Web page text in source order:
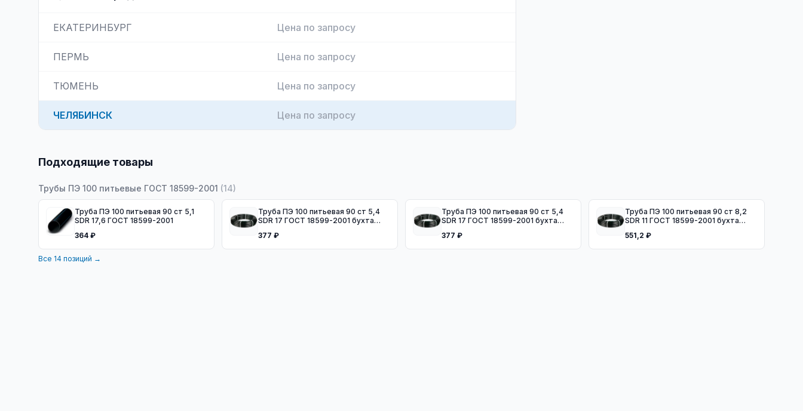
ЕКАТЕРИНБУРГ Цена по запросу
ПЕРМЬ Цена по запросу
ТЮМЕНЬ Цена по запросу
ЧЕЛЯБИНСК Цена по запросу
Подходящие товары
Трубы ПЭ 100 питьевые ГОСТ 18599-2001 (14)
Труба ПЭ 100 питьевая 90 ст 5,1
SDR 17,6 ГОСТ 18599-2001
364 ₽
Труба ПЭ 100 питьевая 90 ст 5,4
SDR 17 ГОСТ 18599-2001 бухта
377 ₽
Труба ПЭ 100 питьевая 90 ст 5,4
SDR 17 ГОСТ 18599-2001 бухта
377 ₽
Труба ПЭ 100 питьевая 90 ст 8,2
SDR 11 ГОСТ 18599-2001 бухта
551,2 ₽
Все 14 позиций →